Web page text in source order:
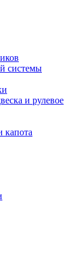
системы
и рулевое
капота